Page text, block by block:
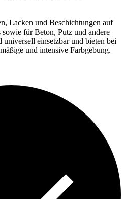
Lacken und Beschichtungen auf
für Beton, Putz und andere
einsetzbar und bieten bei
und intensive Farbgebung.